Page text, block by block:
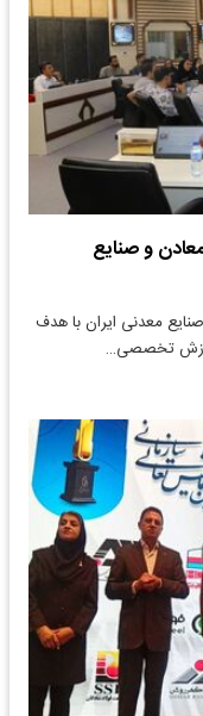
و صنایع
معدنی ایران با هدف
تخصصی…